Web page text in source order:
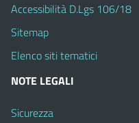
Accessibilità D.Lgs 106/18
Sitemap
Elenco siti tematici
NOTE LEGALI
Sicurezza